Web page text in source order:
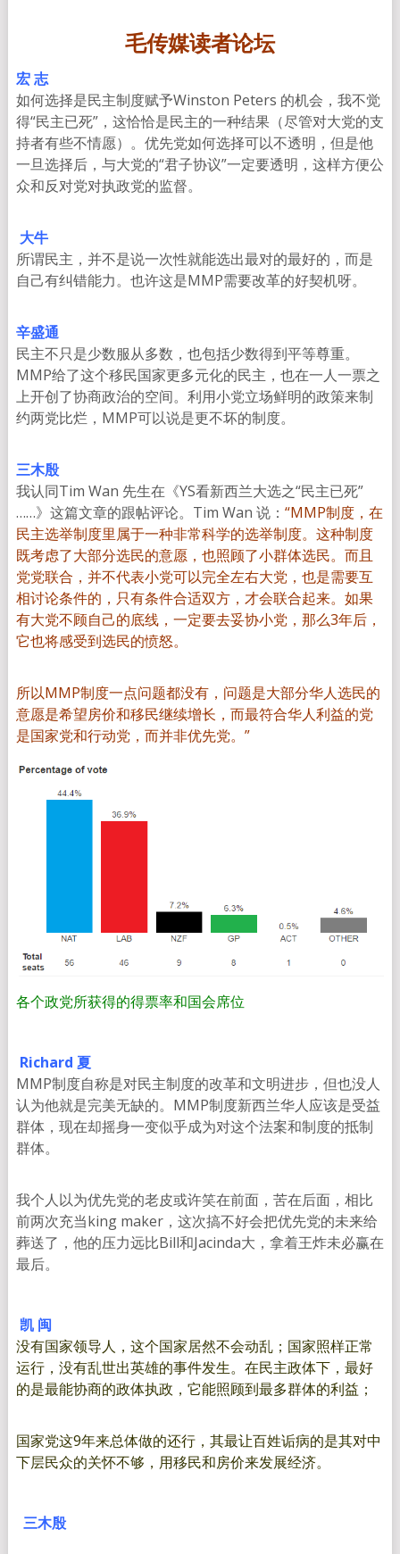
毛传媒读者论坛
宏 志
如何选择是民主制度赋予Winston Peters 的机会，我不觉
得“民主已死”，这恰恰是民主的一种结果（尽管对大党的支
持者有些不情愿）。优先党如何选择可以不透明，但是他
一旦选择后，与大党的“君子协议”一定要透明，这样方便公
众和反对党对执政党的监督。
大牛
所谓民主，并不是说一次性就能选出最对的最好的，而是
自己有纠错能力。也许这是MMP需要改革的好契机呀。
辛盛通
民主不只是少数服从多数，也包括少数得到平等尊重。
MMP给了这个移民国家更多元化的民主，也在一人一票之
上开创了协商政治的空间。利用小党立场鲜明的政策来制
约两党比烂，MMP可以说是更不坏的制度。
三木殷
我认同Tim Wan 先生在《YS看新西兰大选之“民主已死”
……》这篇文章的跟帖评论。Tim Wan 说： “MMP制度，在
民主选举制度里属于一种非常科学的选举制度。这种制度
既考虑了大部分选民的意愿，也照顾了小群体选民。而且
党党联合，并不代表小党可以完全左右大党，也是需要互
相讨论条件的，只有条件合适双方，才会联合起来。如果
有大党不顾自己的底线，一定要去妥协小党，那么3年后，
它也将感受到选民的愤怒。
所以MMP制度一点问题都没有，问题是大部分华人选民的
意愿是希望房价和移民继续增长，而最符合华人利益的党
是国家党和行动党，而并非优先党。”
各个政党所获得的得票率和国会席位
Richard 夏
MMP制度自称是对民主制度的改革和文明进步，但也没人
认为他就是完美无缺的。MMP制度新西兰华人应该是受益
群体，现在却摇身一变似乎成为对这个法案和制度的抵制
群体。
我个人以为优先党的老皮或许笑在前面，苦在后面，相比
前两次充当king maker，这次搞不好会把优先党的未来给
葬送了，他的压力远比Bill和Jacinda大，拿着王炸未必赢在
最后。
凯 闽
没有国家领导人，这个国家居然不会动乱；国家照样正常
运行，没有乱世出英雄的事件发生。 在民主政体下，最好
的是最能协商的政体执政，它能照顾到最多群体的利益；
国家党这9年来总体做的还行，其最让百姓诟病的是其对中
下层民众的关怀不够，用移民和房价来发展经济。
三木殷